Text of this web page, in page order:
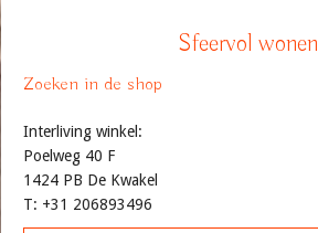
Sfeervol wonen
Zoeken in de shop
Interliving winkel:
Poelweg 40 F
1424 PB De Kwakel
T: +31 206893496